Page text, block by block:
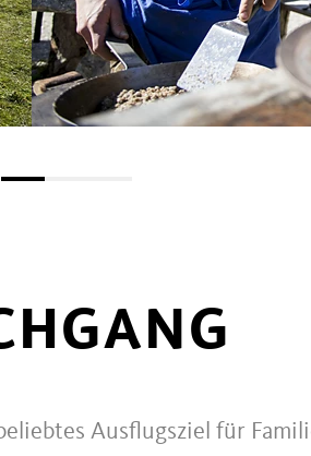
Ausflugsziel für